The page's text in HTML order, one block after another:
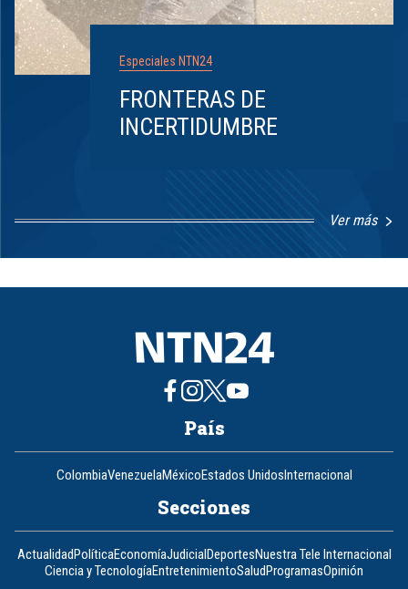
Especiales NTN24
FRONTERAS DE
INCERTIDUMBRE
Ver más
1
8
País
ColombiaVenezuelaMéxicoEstados UnidosInternacional
Secciones
ActualidadPolíticaEconomíaJudicialDeportesNuestra Tele Internacional
Ciencia y TecnologíaEntretenimientoSaludProgramasOpinión